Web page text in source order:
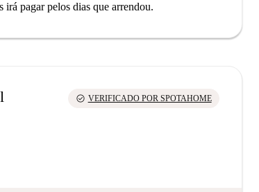
irá pagar pelos dias que arrendou.
check_circle VERIFICADO POR SPOTAHOME